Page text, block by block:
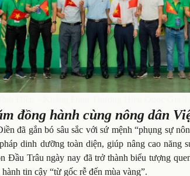
đồng hành cùng nông dân
đã gắn bó sâu sắc với sứ mệnh “phụng sự
dinh dưỡng toàn diện, giúp nâng cao năng
Đầu Trâu ngày nay đã trở thành biểu tượng
tin cậy “từ gốc rễ đến mùa vàng”.